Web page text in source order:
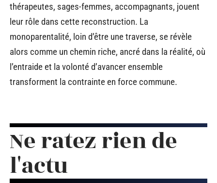
thérapeutes, sages-femmes, accompagnants, jouent
leur rôle dans cette reconstruction. La
monoparentalité, loin d’être une traverse, se révèle
alors comme un chemin riche, ancré dans la réalité, où
l’entraide et la volonté d’avancer ensemble
transforment la contrainte en force commune.
Ne ratez rien de
l'actu